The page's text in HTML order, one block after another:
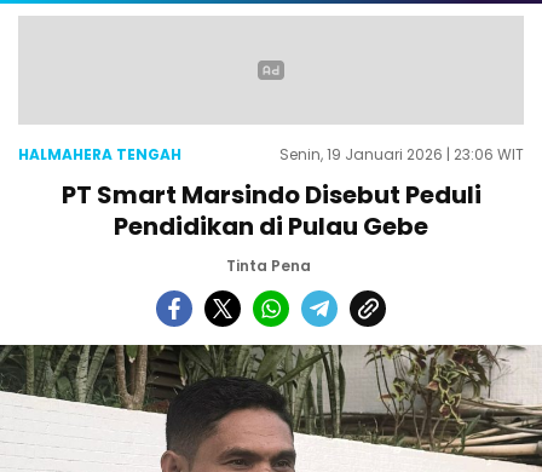
HALMAHERA TENGAH Senin, 19 Januari 2026 | 23:06 WIT
PT Smart Marsindo Disebut Peduli
Pendidikan di Pulau Gebe
Tinta Pena